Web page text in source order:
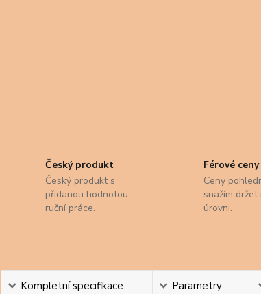
Český produkt
Český produkt s
přidanou hodnotou
ruční práce.
Férové ceny
Ceny
snažím
úrovni.
Kompletní specifikace Parametry